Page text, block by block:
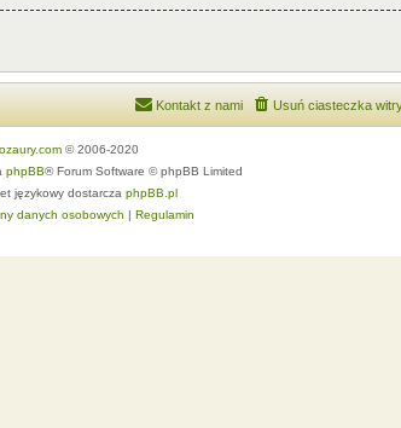
Usuń ciasteczka
Kontakt z nami
© 2006-2020
phpBB® Forum Software © phpBB Limited
językowy dostarcza phpBB.pl
danych osobowych | Regulamin